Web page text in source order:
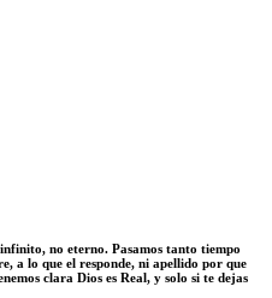
no eterno. Pasamos tanto tiempo
a lo que el responde, ni apellido por que
clara Dios es Real, y solo si te dejas